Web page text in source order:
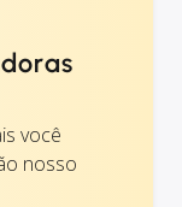
você
nosso